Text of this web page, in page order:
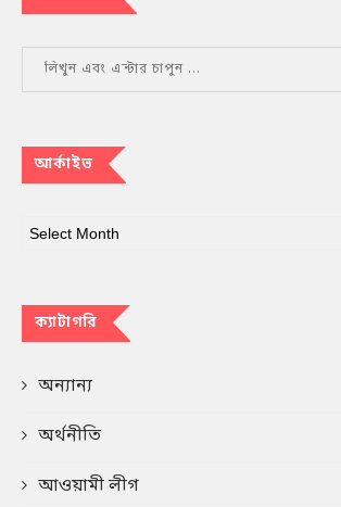
আর্কাইভ
ক্যাটাগরি
অন্যান্য
অর্থনীতি
আওয়ামী লীগ